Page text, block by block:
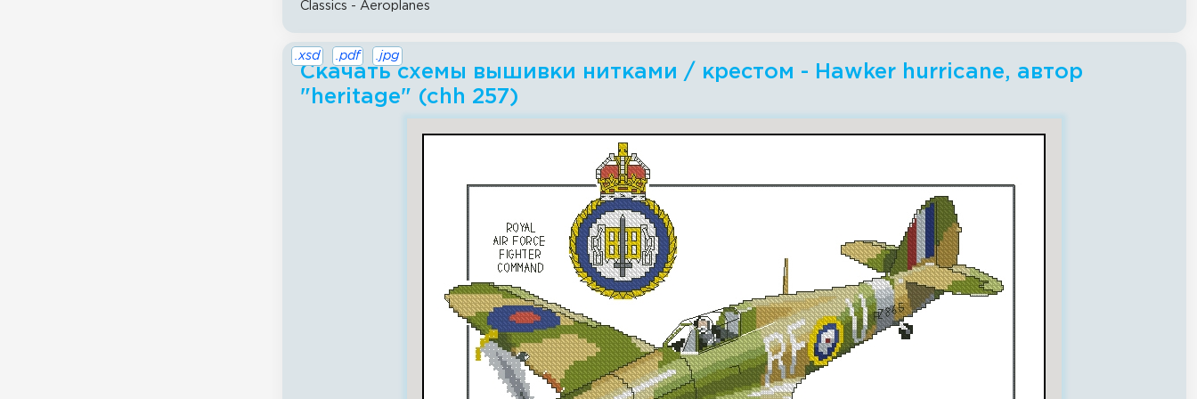
Classics - Aeroplanes
Скачать схемы вышивки нитками / крестом - Hawker hurricane, автор
"heritage" (chh 257)
.xsd .pdf .jpg